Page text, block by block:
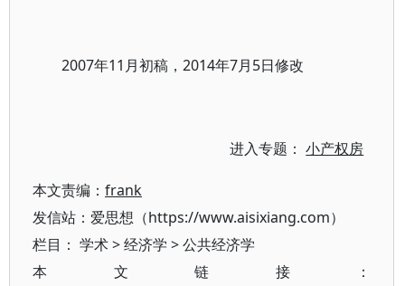
2007年11月初稿，2014年7月5日修改
进入专题：小产权房
本文责编： frank
发信站：爱思想（https://www.aisixiang.com）
栏目： 学术>经济学 >公共经济学
本文链接：